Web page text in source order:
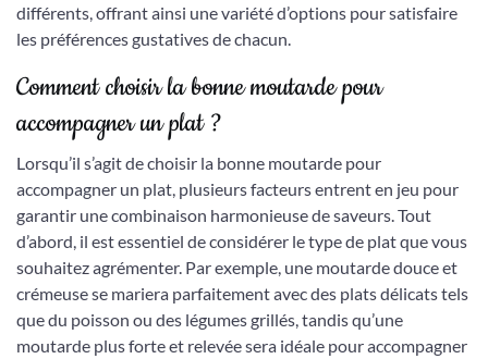
différents, offrant ainsi une variété d’options pour satisfaire
les préférences gustatives de chacun.
Comment choisir la bonne moutarde pour
accompagner un plat ?
Lorsqu’il s’agit de choisir la bonne moutarde pour
accompagner un plat, plusieurs facteurs entrent en jeu pour
garantir une combinaison harmonieuse de saveurs. Tout
d’abord, il est essentiel de considérer le type de plat que vous
souhaitez agrémenter. Par exemple, une moutarde douce et
crémeuse se mariera parfaitement avec des plats délicats tels
que du poisson ou des légumes grillés, tandis qu’une
moutarde plus forte et relevée sera idéale pour accompagner